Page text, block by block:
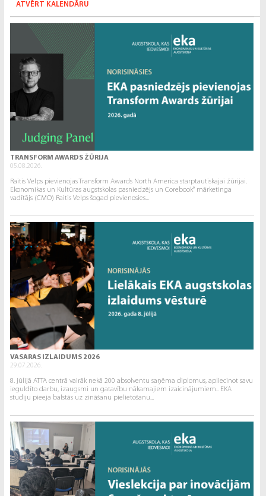
ATVĒRT KALENDĀRU
TRANSFORM AWARDS ŽŪRIJA
05.08.2026.
Raitis Velps pievienojas Transform Awards North America starptautiskajai žūrijai.
Ekonomikas un Kultūras augstskolas pasniedzējs un Corebook° mārketinga
vadītājs (CMO) Raitis Velps šogad pievienosies...
VASARAS IZLAIDUMS 2026
29.07.2026.
8. jūlijā ATTA centrā vairāk nekā 200 absolventu saņēma diplomus, apliecinot savu
ieguldīto darbu, izaugsmi un gatavību nākamajiem izaicinājumiem.. EKA
studiju pieeja balstās uz zināšanu pielietošanu...